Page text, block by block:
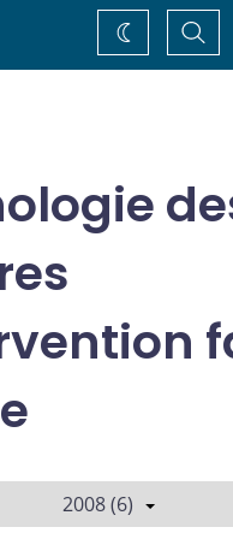
la
Changez
de
2008 (6)